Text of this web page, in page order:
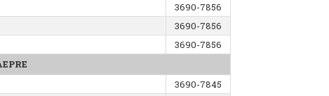
3690-7856
3690-7856
3690-7856
3690-7845